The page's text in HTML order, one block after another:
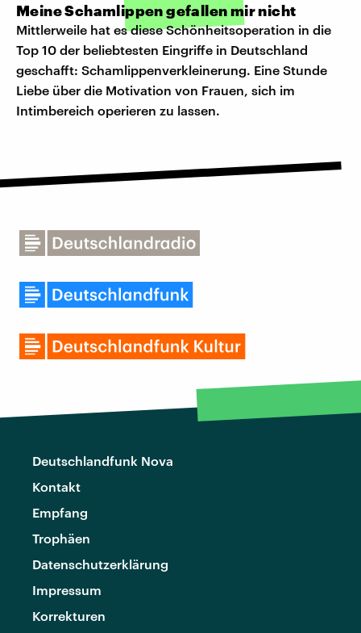
Meine Schamlippen gefallen mir nicht
Mittlerweile hat es diese Schönheitsoperation in die
Top 10 der beliebtesten Eingriffe in Deutschland
geschafft: Schamlippenverkleinerung. Eine Stunde
Liebe über die Motivation von Frauen, sich im
Intimbereich operieren zu lassen.
Deutschlandfunk Nova
Kontakt
Empfang
Trophäen
Datenschutzerklärung
Impressum
Korrekturen